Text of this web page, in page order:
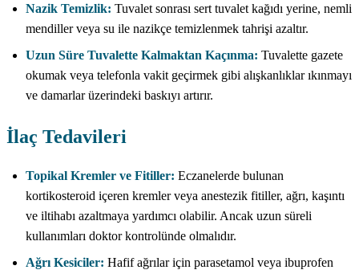
Nazik Temizlik: Tuvalet sonrası sert tuvalet kağıdı yerine, nemli
mendiller veya su ile nazikçe temizlenmek tahrişi azaltır.
Uzun Süre Tuvalette Kalmaktan Kaçınma: Tuvalette gazete
okumak veya telefonla vakit geçirmek gibi alışkanlıklar ıkınmayı
ve damarlar üzerindeki baskıyı artırır.
İlaç Tedavileri
Topikal Kremler ve Fitiller: Eczanelerde bulunan
kortikosteroid içeren kremler veya anestezik fitiller, ağrı, kaşıntı
ve iltihabı azaltmaya yardımcı olabilir. Ancak uzun süreli
kullanımları doktor kontrolünde olmalıdır.
Ağrı Kesiciler: Hafif ağrılar için parasetamol veya ibuprofen